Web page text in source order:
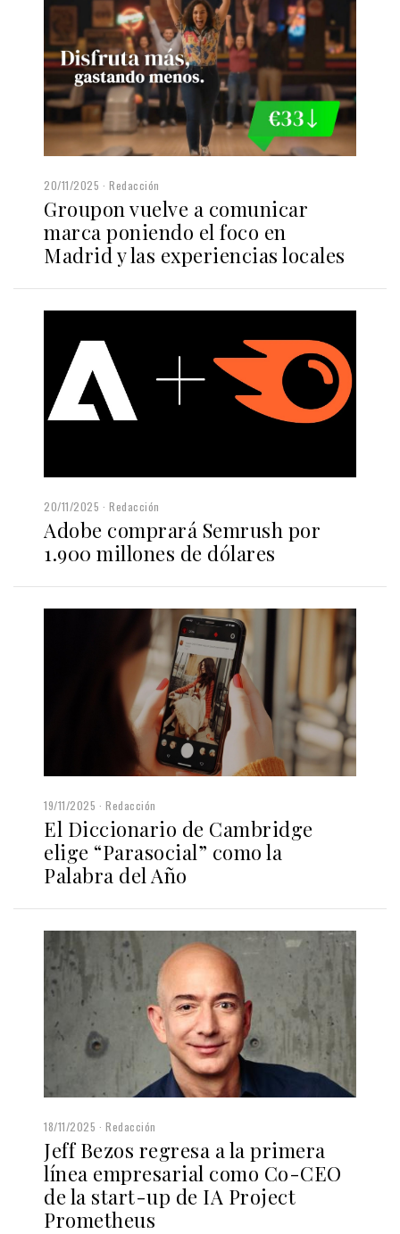
20/11/2025 Redacción
Groupon vuelve a comunicar
marca poniendo el foco en
Madrid y las experiencias locales
20/11/2025 Redacción
Adobe comprará Semrush por
1.900 millones de dólares
19/11/2025 Redacción
El Diccionario de Cambridge
elige “Parasocial” como la
Palabra del Año
18/11/2025 Redacción
Jeff Bezos regresa a la primera
línea empresarial como Co-CEO
de la start-up de IA Project
Prometheus